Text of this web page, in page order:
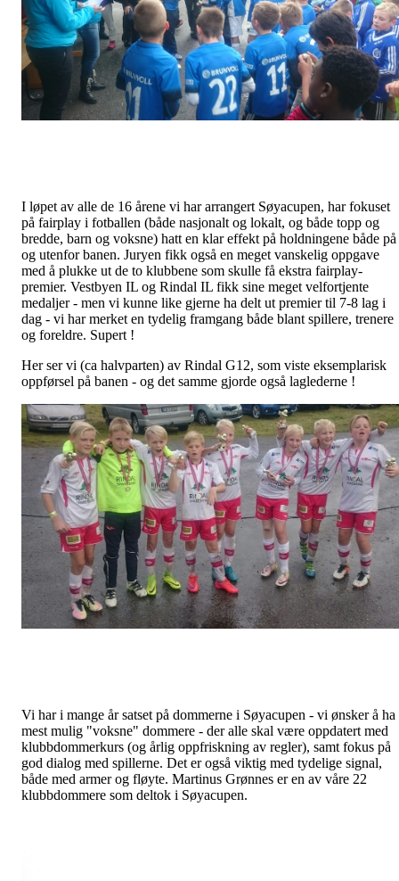
I løpet av alle de 16 årene vi har arrangert Søyacupen, har fokuset
på fairplay i fotballen (både nasjonalt og lokalt, og både topp og
bredde, barn og voksne) hatt en klar effekt på holdningene både på
og utenfor banen. Juryen fikk også en meget vanskelig oppgave
med å plukke ut de to klubbene som skulle få ekstra fairplay-
premier. Vestbyen IL og Rindal IL fikk sine meget velfortjente
medaljer - men vi kunne like gjerne ha delt ut premier til 7-8 lag i
dag - vi har merket en tydelig framgang både blant spillere, trenere
og foreldre. Supert !
Her ser vi (ca halvparten) av Rindal G12, som viste eksemplarisk
oppførsel på banen - og det samme gjorde også laglederne !
Vi har i mange år satset på dommerne i Søyacupen - vi ønsker å ha
mest mulig "voksne" dommere - der alle skal være oppdatert med
klubbdommerkurs (og årlig oppfriskning av regler), samt fokus på
god dialog med spillerne. Det er også viktig med tydelige signal,
både med armer og fløyte. Martinus Grønnes er en av våre 22
klubbdommere som deltok i Søyacupen.